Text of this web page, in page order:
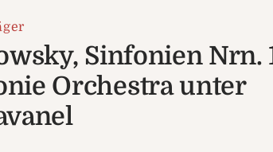
Sinfonien Nrn.
Orchestra unter